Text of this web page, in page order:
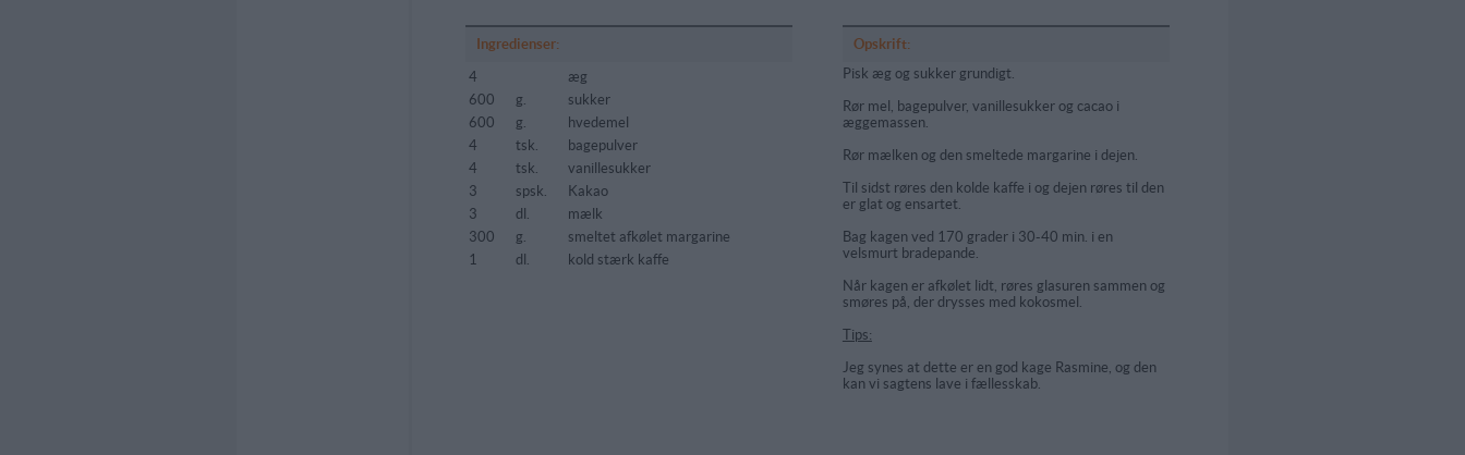
Ingredienser:
4
æg
600
g.
sukker
600
g.
hvedemel
4
tsk.
bagepulver
4
tsk.
vanillesukker
3
spsk.
Kakao
3
dl.
mælk
300
g.
smeltet afkølet margarine
1
dl. kold stærk kaffe
Opskrift:
Pisk æg og sukker grundigt.
Rør mel, bagepulver, vanillesukker og cacao i
æggemassen.
Rør mælken og den smeltede margarine i dejen.
Til sidst røres den kolde kaffe i og dejen røres til den
er glat og ensartet.
Bag kagen ved 170 grader i 30-40 min. i en
velsmurt bradepande.
Når kagen er afkølet lidt, røres glasuren sammen og
smøres på, der drysses med kokosmel.
Tips:
Jeg synes at dette er en god kage Rasmine, og den
kan vi sagtens lave i fællesskab.